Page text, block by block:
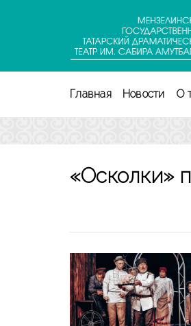
Enter)
Главная Новости О
«Осколки»